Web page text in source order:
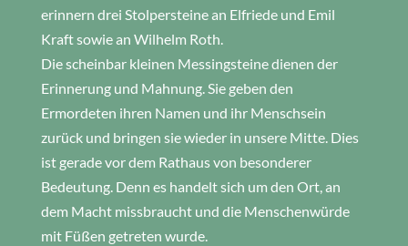
erinnern drei Stolpersteine an Elfriede und Emil
Kraft sowie an Wilhelm Roth.
Die scheinbar kleinen Messingsteine dienen der
Erinnerung und Mahnung. Sie geben den
Ermordeten ihren Namen und ihr Menschsein
zurück und bringen sie wieder in unsere Mitte. Dies
ist gerade vor dem Rathaus von besonderer
Bedeutung. Denn es handelt sich um den Ort, an
dem Macht missbraucht und die Menschenwürde
mit Füßen getreten wurde.